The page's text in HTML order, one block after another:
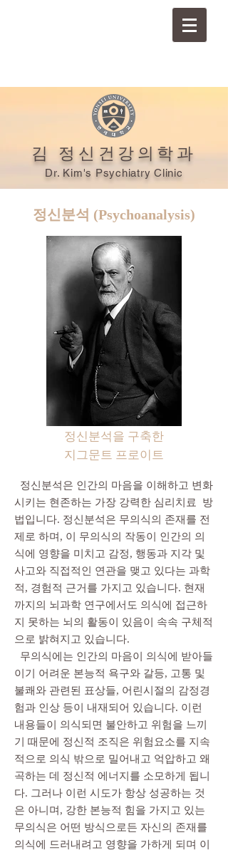
김 정신건강의학과
Dr. Kim's Psychiatry Clinic
​정신분석 (Psychoanalysis)
정신분석을 구축한
지그문트 프로이트
​ 정신분석은 인간의 마음을 이해하고 변화
시키는 현존하는 가장 강력한 심리치료 방
법입니다. 정신분석은 무의식의 존재를 전
제로 하며, 이 무의식의 작동이 인간의 의
식에 영향을 미치고 감정, 행동과 지각 및
사고와 직접적인 연관을 맺고 있다는 과학
적, 경험적 근거를 가지고 있습니다. 현재
까지의 뇌과학 연구에서도 의식에 접근하
지 못하는 뇌의 활동이 있음이 속속 구체적
으로 밝혀지고 있습니다.
무의식에는 인간의 마음이 의식에 받아들
이기 어려운 본능적 욕구와 갈등, 고통 및
불쾌와 관련된 표상들, 어린시절의 감정경
험과 인상 등이 내재되어 있습니다. 이런
내용들이 의식되면 불안하고 위험을 느끼
기 때문에 정신적 조직은 위험요소를 지속
적으로 의식 밖으로 밀어내고 억압하고 왜
곡하는 데 정신적 에너지를 소모하게 됩니
다. 그러나 이런 시도가 항상 성공하는 것
은 아니며, 강한 본능적 힘을 가지고 있는
무의식은 어떤 방식으로든 자신의 존재를
의식에 드러내려고 영향을 가하게 되며 이